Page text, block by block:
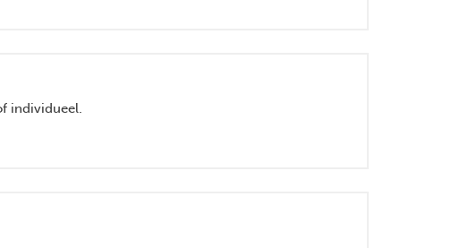
individueel.